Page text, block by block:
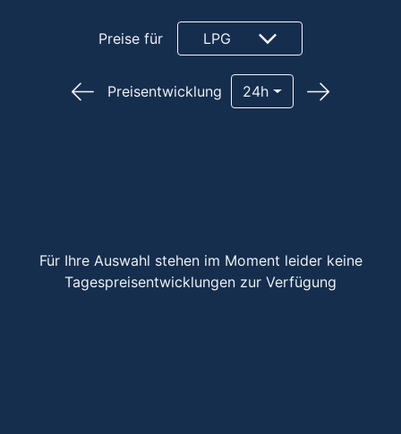
Preise für LPG
Preisentwicklung 24h
Für Ihre Auswahl stehen im Moment leider keine
Tagespreisentwicklungen zur Verfügung